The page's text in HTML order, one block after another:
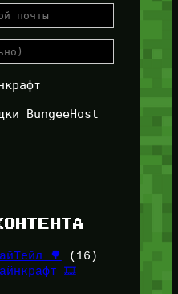
BungeeHost
🌳
(16)
🎞️